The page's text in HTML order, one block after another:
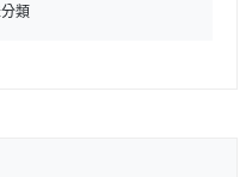
類